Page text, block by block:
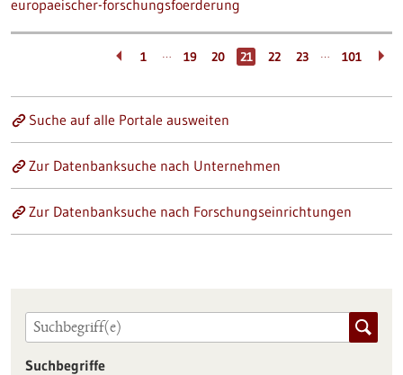
europaeischer-forschungsfoerderung
1 … 19 20 21 22 23 … 101
Suche auf alle Portale ausweiten
Zur Datenbanksuche nach Unternehmen
Zur Datenbanksuche nach Forschungseinrichtungen
Suchbegriffe